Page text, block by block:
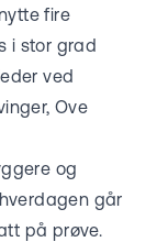
fire
i stor grad
ved
Ove
og
går
på prøve.